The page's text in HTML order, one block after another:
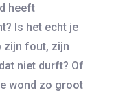
heeft
Is het echt je
zijn fout, zijn
niet durft? Of
wond zo groot